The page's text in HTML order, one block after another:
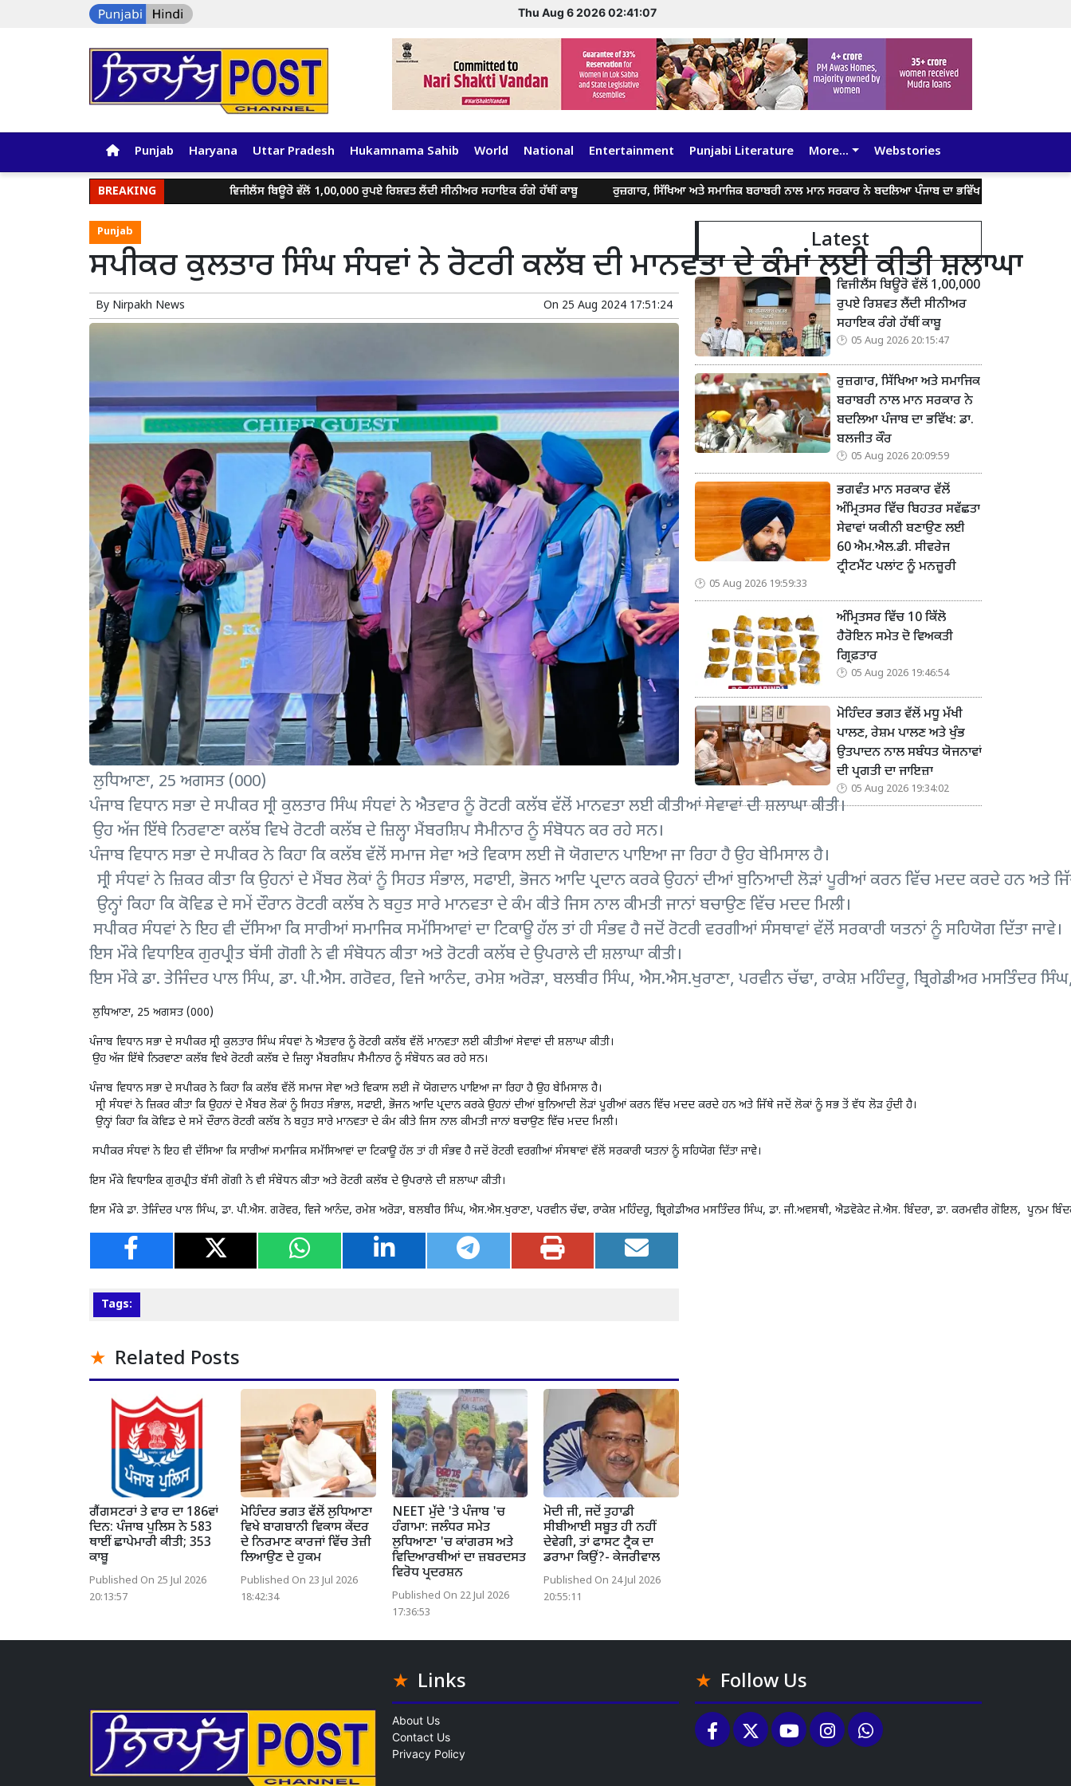
Thu Aug 6 2026 02:41:07
Punjab Haryana Uttar Pradesh Hukamnama Sahib World National Entertainment Punjabi Literature More... Webstories
BREAKING ਵਿਜੀਲੈਂਸ ਬਿਊਰੋ ਵੱਲੋਂ 1,00,000 ਰੁਪਏ ਰਿਸ਼ਵਤ ਲੈਂਦੀ ਸੀਨੀਅਰ ਸਹਾਇਕ ਰੰਗੇ ਹੱਥੀਂ ਕਾਬੂ ਰੁਜ਼ਗਾਰ, ਸਿੱਖਿਆ ਅਤੇ ਸਮਾਜਿਕ ਬਰਾਬਰੀ ਨਾਲ ਮਾਨ ਸਰਕਾਰ ਨੇ ਬਦਲਿਆ ਪੰਜਾਬ ਦਾ ਭਵਿੱਖ: ਡਾ. ਬਲਜੀਤ ਕੌਰ
Punjab
ਸਪੀਕਰ ਕੁਲਤਾਰ ਸਿੰਘ ਸੰਧਵਾਂ ਨੇ ਰੋਟਰੀ ਕਲੱਬ ਦੀ ਮਾਨਵਤਾ ਦੇ ਕੰਮਾਂ ਲਈ ਕੀਤੀ ਸ਼ਲਾਘਾ
By Nirpakh News On 25 Aug 2024 17:51:24
ਲੁਧਿਆਣਾ, 25 ਅਗਸਤ (000)
ਪੰਜਾਬ ਵਿਧਾਨ ਸਭਾ ਦੇ ਸਪੀਕਰ ਸ੍ਰੀ ਕੁਲਤਾਰ ਸਿੰਘ ਸੰਧਵਾਂ ਨੇ ਐਤਵਾਰ ਨੂੰ ਰੋਟਰੀ ਕਲੱਬ ਵੱਲੋਂ ਮਾਨਵਤਾ ਲਈ ਕੀਤੀਆਂ ਸੇਵਾਵਾਂ ਦੀ ਸ਼ਲਾਘਾ ਕੀਤੀ।
ਉਹ ਅੱਜ ਇੱਥੇ ਨਿਰਵਾਣਾ ਕਲੱਬ ਵਿਖੇ ਰੋਟਰੀ ਕਲੱਬ ਦੇ ਜ਼ਿਲ੍ਹਾ ਮੈਂਬਰਸ਼ਿਪ ਸੈਮੀਨਾਰ ਨੂੰ ਸੰਬੋਧਨ ਕਰ ਰਹੇ ਸਨ।
ਪੰਜਾਬ ਵਿਧਾਨ ਸਭਾ ਦੇ ਸਪੀਕਰ ਨੇ ਕਿਹਾ ਕਿ ਕਲੱਬ ਵੱਲੋਂ ਸਮਾਜ ਸੇਵਾ ਅਤੇ ਵਿਕਾਸ ਲਈ ਜੋ ਯੋਗਦਾਨ ਪਾਇਆ ਜਾ ਰਿਹਾ ਹੈ ਉਹ ਬੇਮਿਸਾਲ ਹੈ।
ਸ੍ਰੀ ਸੰਧਵਾਂ ਨੇ ਜ਼ਿਕਰ ਕੀਤਾ ਕਿ ਉਹਨਾਂ ਦੇ ਮੈਂਬਰ ਲੋਕਾਂ ਨੂੰ ਸਿਹਤ ਸੰਭਾਲ, ਸਫਾਈ, ਭੋਜਨ ਆਦਿ ਪ੍ਰਦਾਨ ਕਰਕੇ ਉਹਨਾਂ ਦੀਆਂ ਬੁਨਿਆਦੀ ਲੋੜਾਂ ਪੂਰੀਆਂ ਕਰਨ ਵਿੱਚ ਮਦਦ ਕਰਦੇ ਹਨ ਅਤੇ
ਉਨ੍ਹਾਂ ਕਿਹਾ ਕਿ ਕੋਵਿਡ ਦੇ ਸਮੇਂ ਦੌਰਾਨ ਰੋਟਰੀ ਕਲੱਬ ਨੇ ਬਹੁਤ ਸਾਰੇ ਮਾਨਵਤਾ ਦੇ ਕੰਮ ਕੀਤੇ ਜਿਸ ਨਾਲ ਕੀਮਤੀ ਜਾਨਾਂ ਬਚਾਉਣ ਵਿੱਚ ਮਦਦ ਮਿਲੀ।
ਸਪੀਕਰ ਸੰਧਵਾਂ ਨੇ ਇਹ ਵੀ ਦੱਸਿਆ ਕਿ ਸਾਰੀਆਂ ਸਮਾਜਿਕ ਸਮੱਸਿਆਵਾਂ ਦਾ ਟਿਕਾਊ ਹੱਲ ਤਾਂ ਹੀ ਸੰਭਵ ਹੈ ਜਦੋਂ ਰੋਟਰੀ ਵਰਗੀਆਂ ਸੰਸਥਾਵਾਂ ਵੱਲੋਂ ਸਰਕਾਰੀ ਯਤਨਾਂ ਨੂੰ ਸਹਿਯੋਗ ਦਿੱਤਾ ਜਾਵੇ।
ਇਸ ਮੌਕੇ ਵਿਧਾਇਕ ਗੁਰਪ੍ਰੀਤ ਬੱਸੀ ਗੋਗੀ ਨੇ ਵੀ ਸੰਬੋਧਨ ਕੀਤਾ ਅਤੇ ਰੋਟਰੀ ਕਲੱਬ ਦੇ ਉਪਰਾਲੇ ਦੀ ਸ਼ਲਾਘਾ ਕੀਤੀ।
ਇਸ ਮੌਕੇ ਡਾ. ਤੇਜਿੰਦਰ ਪਾਲ ਸਿੰਘ, ਡਾ. ਪੀ.ਐਸ. ਗਰੋਵਰ, ਵਿਜੇ ਆਨੰਦ, ਰਮੇਸ਼ ਅਰੋੜਾ, ਬਲਬੀਰ ਸਿੰਘ, ਐਸ.ਐਸ.ਖੁਰਾਣਾ, ਪਰਵੀਨ ਚੱਢਾ, ਰਾਕੇਸ਼ ਮਹਿੰਦਰੂ, ਬ੍ਰਿਗੇਡੀਅਰ ਮਸਤਿੰਦਰ
ਲੁਧਿਆਣਾ, 25 ਅਗਸਤ (000)
ਪੰਜਾਬ ਵਿਧਾਨ ਸਭਾ ਦੇ ਸਪੀਕਰ ਸ੍ਰੀ ਕੁਲਤਾਰ ਸਿੰਘ ਸੰਧਵਾਂ ਨੇ ਐਤਵਾਰ ਨੂੰ ਰੋਟਰੀ ਕਲੱਬ ਵੱਲੋਂ ਮਾਨਵਤਾ ਲਈ ਕੀਤੀਆਂ ਸੇਵਾਵਾਂ ਦੀ ਸ਼ਲਾਘਾ ਕੀਤੀ।
ਉਹ ਅੱਜ ਇੱਥੇ ਨਿਰਵਾਣਾ ਕਲੱਬ ਵਿਖੇ ਰੋਟਰੀ ਕਲੱਬ ਦੇ ਜ਼ਿਲ੍ਹਾ ਮੈਂਬਰਸ਼ਿਪ ਸੈਮੀਨਾਰ ਨੂੰ ਸੰਬੋਧਨ ਕਰ ਰਹੇ ਸਨ।
ਪੰਜਾਬ ਵਿਧਾਨ ਸਭਾ ਦੇ ਸਪੀਕਰ ਨੇ ਕਿਹਾ ਕਿ ਕਲੱਬ ਵੱਲੋਂ ਸਮਾਜ ਸੇਵਾ ਅਤੇ ਵਿਕਾਸ ਲਈ ਜੋ ਯੋਗਦਾਨ ਪਾਇਆ ਜਾ ਰਿਹਾ ਹੈ ਉਹ ਬੇਮਿਸਾਲ ਹੈ।
ਸ੍ਰੀ ਸੰਧਵਾਂ ਨੇ ਜ਼ਿਕਰ ਕੀਤਾ ਕਿ ਉਹਨਾਂ ਦੇ ਮੈਂਬਰ ਲੋਕਾਂ ਨੂੰ ਸਿਹਤ ਸੰਭਾਲ, ਸਫਾਈ, ਭੋਜਨ ਆਦਿ ਪ੍ਰਦਾਨ ਕਰਕੇ ਉਹਨਾਂ ਦੀਆਂ ਬੁਨਿਆਦੀ ਲੋੜਾਂ ਪੂਰੀਆਂ ਕਰਨ ਵਿੱਚ ਮਦਦ ਕਰਦੇ ਹਨ ਅਤੇ ਜਿੱਥੇ ਜਦੋਂ ਲੋਕਾਂ ਨੂੰ ਸਭ ਤੋਂ ਵੱਧ ਲੋੜ ਹੁੰਦੀ ਹੈ।
ਉਨ੍ਹਾਂ ਕਿਹਾ ਕਿ ਕੋਵਿਡ ਦੇ ਸਮੇਂ ਦੌਰਾਨ ਰੋਟਰੀ ਕਲੱਬ ਨੇ ਬਹੁਤ ਸਾਰੇ ਮਾਨਵਤਾ ਦੇ ਕੰਮ ਕੀਤੇ ਜਿਸ ਨਾਲ ਕੀਮਤੀ ਜਾਨਾਂ ਬਚਾਉਣ ਵਿੱਚ ਮਦਦ ਮਿਲੀ।
ਸਪੀਕਰ ਸੰਧਵਾਂ ਨੇ ਇਹ ਵੀ ਦੱਸਿਆ ਕਿ ਸਾਰੀਆਂ ਸਮਾਜਿਕ ਸਮੱਸਿਆਵਾਂ ਦਾ ਟਿਕਾਊ ਹੱਲ ਤਾਂ ਹੀ ਸੰਭਵ ਹੈ ਜਦੋਂ ਰੋਟਰੀ ਵਰਗੀਆਂ ਸੰਸਥਾਵਾਂ ਵੱਲੋਂ ਸਰਕਾਰੀ ਯਤਨਾਂ ਨੂੰ ਸਹਿਯੋਗ ਦਿੱਤਾ ਜਾਵੇ।
ਇਸ ਮੌਕੇ ਵਿਧਾਇਕ ਗੁਰਪ੍ਰੀਤ ਬੱਸੀ ਗੋਗੀ ਨੇ ਵੀ ਸੰਬੋਧਨ ਕੀਤਾ ਅਤੇ ਰੋਟਰੀ ਕਲੱਬ ਦੇ ਉਪਰਾਲੇ ਦੀ ਸ਼ਲਾਘਾ ਕੀਤੀ।
ਇਸ ਮੌਕੇ ਡਾ. ਤੇਜਿੰਦਰ ਪਾਲ ਸਿੰਘ, ਡਾ. ਪੀ.ਐਸ. ਗਰੋਵਰ, ਵਿਜੇ ਆਨੰਦ, ਰਮੇਸ਼ ਅਰੋੜਾ, ਬਲਬੀਰ ਸਿੰਘ, ਐਸ.ਐਸ.ਖੁਰਾਣਾ, ਪਰਵੀਨ ਚੱਢਾ, ਰਾਕੇਸ਼ ਮਹਿੰਦਰੂ, ਬ੍ਰਿਗੇਡੀਅਰ ਮਸਤਿੰਦਰ ਸਿੰਘ, ਡਾ. ਜੀ.ਅਵਸਥੀ, ਐਡਵੋਕੇਟ ਜੇ.ਐਸ. ਬਿੰਦਰਾ, ਡਾ. ਕਰਮਵੀਰ ਗੋਇਲ, ਪੂਨਮ
Tags:
Related Posts
ਗੈਂਗਸਟਰਾਂ ਤੇ ਵਾਰ ਦਾ 186ਵਾਂ
ਦਿਨ: ਪੰਜਾਬ ਪੁਲਿਸ ਨੇ 583
ਥਾਈਂ ਛਾਪੇਮਾਰੀ ਕੀਤੀ; 353
ਕਾਬੂ
Published On 25 Jul 2026
20:13:57
ਮੋਹਿੰਦਰ ਭਗਤ ਵੱਲੋਂ ਲੁਧਿਆਣਾ
ਵਿਖੇ ਬਾਗਬਾਨੀ ਵਿਕਾਸ ਕੇਂਦਰ
ਦੇ ਨਿਰਮਾਣ ਕਾਰਜਾਂ ਵਿੱਚ ਤੇਜ਼ੀ
ਲਿਆਉਣ ਦੇ ਹੁਕਮ
Published On 23 Jul 2026
18:42:34
NEET ਮੁੱਦੇ 'ਤੇ ਪੰਜਾਬ 'ਚ
ਹੰਗਾਮਾ: ਜਲੰਧਰ ਸਮੇਤ
ਲੁਧਿਆਣਾ 'ਚ ਕਾਂਗਰਸ ਅਤੇ
ਵਿਦਿਆਰਥੀਆਂ ਦਾ ਜ਼ਬਰਦਸਤ
ਵਿਰੋਧ ਪ੍ਰਦਰਸ਼ਨ
Published On 22 Jul 2026
17:36:53
ਮੋਦੀ ਜੀ, ਜਦੋਂ ਤੁਹਾਡੀ
ਸੀਬੀਆਈ ਸਬੂਤ ਹੀ ਨਹੀਂ
ਦੇਵੇਗੀ, ਤਾਂ ਫਾਸਟ ਟ੍ਰੈਕ ਦਾ
ਡਰਾਮਾ ਕਿਉਂ?- ਕੇਜਰੀਵਾਲ
Published On 24 Jul 2026
20:55:11
Latest
ਵਿਜੀਲੈਂਸ ਬਿਊਰੋ ਵੱਲੋਂ 1,00,000
ਰੁਪਏ ਰਿਸ਼ਵਤ ਲੈਂਦੀ ਸੀਨੀਅਰ
ਸਹਾਇਕ ਰੰਗੇ ਹੱਥੀਂ ਕਾਬੂ
05 Aug 2026 20:15:47
ਰੁਜ਼ਗਾਰ, ਸਿੱਖਿਆ ਅਤੇ ਸਮਾਜਿਕ
ਬਰਾਬਰੀ ਨਾਲ ਮਾਨ ਸਰਕਾਰ ਨੇ
ਬਦਲਿਆ ਪੰਜਾਬ ਦਾ ਭਵਿੱਖ: ਡਾ.
ਬਲਜੀਤ ਕੌਰ
05 Aug 2026 20:09:59
ਭਗਵੰਤ ਮਾਨ ਸਰਕਾਰ ਵੱਲੋਂ
ਅੰਮ੍ਰਿਤਸਰ ਵਿੱਚ ਬਿਹਤਰ ਸਵੱਛਤਾ
ਸੇਵਾਵਾਂ ਯਕੀਨੀ ਬਣਾਉਣ ਲਈ
60 ਐਮ.ਐਲ.ਡੀ. ਸੀਵਰੇਜ
ਟ੍ਰੀਟਮੈਂਟ ਪਲਾਂਟ ਨੂੰ ਮਨਜ਼ੂਰੀ
05 Aug 2026 19:59:33
ਅੰਮ੍ਰਿਤਸਰ ਵਿੱਚ 10 ਕਿੱਲੋ
ਹੈਰੋਇਨ ਸਮੇਤ ਦੋ ਵਿਅਕਤੀ
ਗ੍ਰਿਫ਼ਤਾਰ
05 Aug 2026 19:46:54
ਮੋਹਿੰਦਰ ਭਗਤ ਵੱਲੋਂ ਮਧੂ ਮੱਖੀ
ਪਾਲਣ, ਰੇਸ਼ਮ ਪਾਲਣ ਅਤੇ ਖੁੰਭ
ਉਤਪਾਦਨ ਨਾਲ ਸਬੰਧਤ ਯੋਜਨਾਵਾਂ
ਦੀ ਪ੍ਰਗਤੀ ਦਾ ਜਾਇਜ਼ਾ
05 Aug 2026 19:34:02
Links
About Us
Contact Us
Privacy Policy
Follow Us